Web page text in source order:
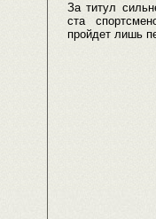
За титул
ста
пройдет лишь